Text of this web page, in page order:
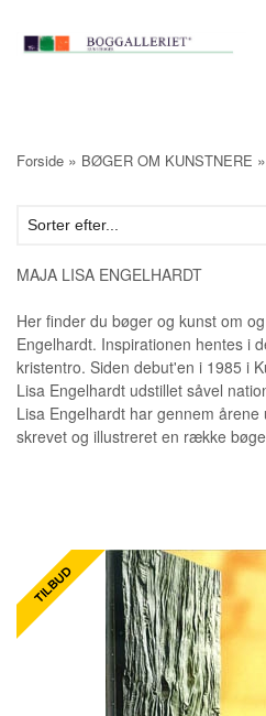
BØGER OM KUNSTNERE
TILBUD
Vis kurv (0,00 DKK)
OUTLET
NYHEDER
UDVIDET SØGNING
Forside » BØGER OM KUNSTNERE »
MAJA LISA ENGELHARDT
Her finder du bøger og kunst om
Engelhardt. Inspirationen hentes i
kristentro. Siden debut'en i 1985 i
Lisa Engelhardt udstillet såvel
Lisa Engelhardt har gennem
skrevet og illustreret en række